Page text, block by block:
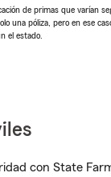
de primas que varían
una póliza, pero en ese
el estado.
con State